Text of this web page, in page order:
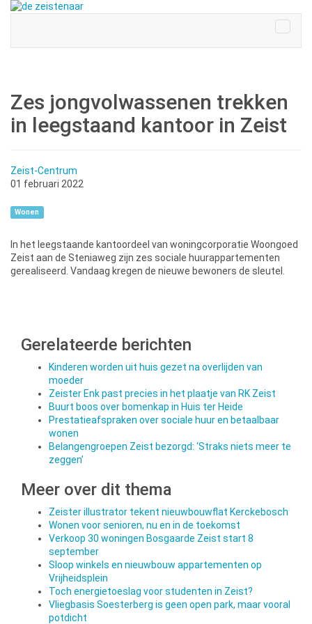
Zes jongvolwassenen trekken
in leegstaand kantoor in Zeist
Zeist-Centrum
01 februari 2022
Wonen
In het leegstaande kantoordeel van woningcorporatie Woongoed
Zeist aan de Steniaweg zijn zes sociale huurappartementen
gerealiseerd. Vandaag kregen de nieuwe bewoners de sleutel.
Gerelateerde berichten
Kinderen worden uit huis gezet na overlijden van
moeder
Zeister Enk past precies in het plaatje van RK Zeist
Buurt boos over bomenkap in Huis ter Heide
Prestatieafspraken over sociale huur en betaalbaar
wonen
Belangengroepen Zeist bezorgd: ‘Straks niets meer te
zeggen’
Meer over dit thema
Zeister illustrator tekent nieuwbouwflat Kerckebosch
Wonen voor senioren, nu en in de toekomst
Verkoop 30 woningen Bosgaarde Zeist start 8
september
Sloop winkels en nieuwbouw appartementen op
Vrijheidsplein
Toch energietoeslag voor studenten in Zeist?
Vliegbasis Soesterberg is geen open park, maar vooral
potdicht